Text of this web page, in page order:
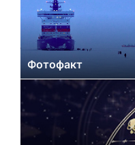
Фотофакт